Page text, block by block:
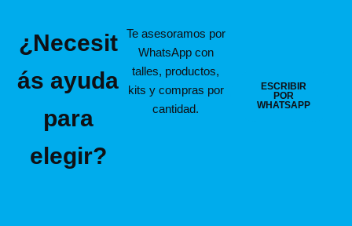
¿Necesit
ás ayuda
para
elegir?
Te asesoramos por
WhatsApp con
talles, productos,
kits y compras por
cantidad.
ESCRIBIR
POR
WHATSAPP